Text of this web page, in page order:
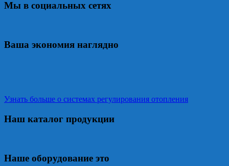
Мы в социальных сетях
Ваша экономия наглядно
Узнать больше о системах регулирования отопления
Наш каталог продукции
Наше оборудование это